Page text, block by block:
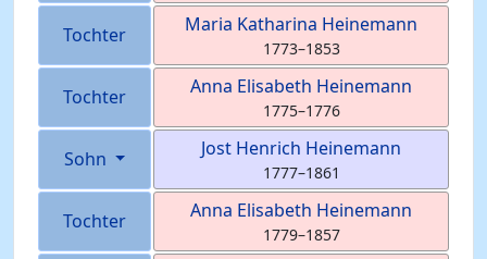
Tochter Maria Katharina Heinemann
1773–1853
Tochter Anna Elisabeth Heinemann
1775–1776
Sohn Jost Henrich Heinemann
1777–1861
Tochter Anna Elisabeth Heinemann
1779–1857